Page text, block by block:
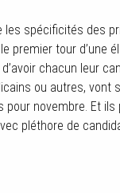
les spécificités des
premier tour d’une
chacun leur
ou autres, vont
pour novembre. Et
pléthore de